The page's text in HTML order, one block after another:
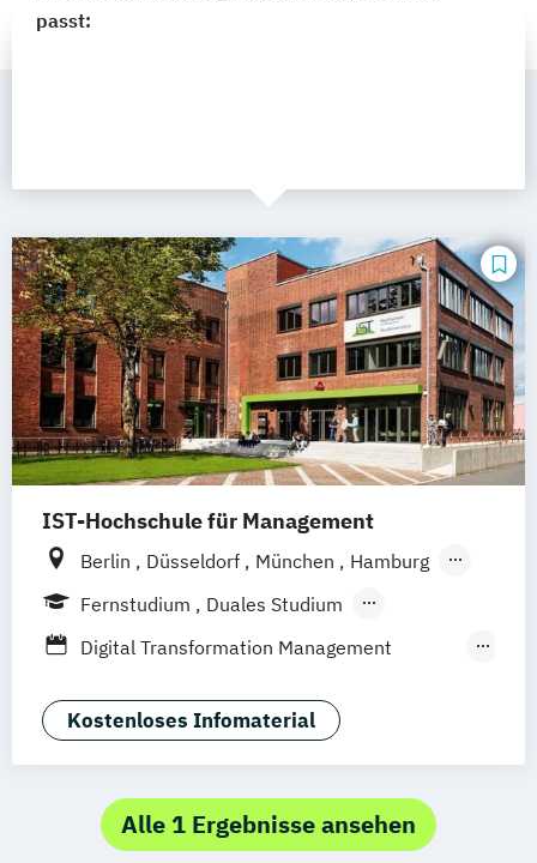
passt:
IST-Hochschule für Management
Berlin Düsseldorf München
Hamburg
Weil am Rhein
Frankfurt am Main
Fernstudium
Duales Studium
Fernlehrgang
Digital Transformation Management
Hotelmanagement)
Hospitality Controlling & Hotel Asset
Hotel Management
Hotel Management (dual)
Kostenloses Infomaterial
Alle 1 Ergebnisse ansehen